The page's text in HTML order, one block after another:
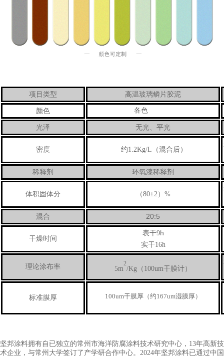
项目类型 高温玻璃鳞片胶泥
颜色 各色
光泽 无光、平光
密度 约1.2Kg/L（混合后）
稀释剂 环氧漆稀释剂
体积固体分 （80±2）%
混合 20:5
干燥时间
表干9h
实干16h
理论涂布率 5m
2
/Kg（ 100um干膜计）
标准膜厚 100um干膜厚（约167um湿膜厚）
坚邦涂料拥有自已独立的常州市海洋防腐涂料技术研究中心，13年高新技
术企业，与常州大学签订了产学研合作中心。2024年坚邦涂料已通过中国